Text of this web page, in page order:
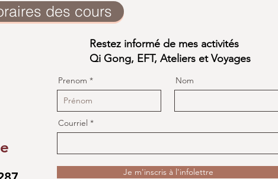
des cours
Restez informé de mes activités
Qi Gong, EFT, Ateliers et Voyages
Prenom Nom
Courriel
Je m'inscris à l'infolettre